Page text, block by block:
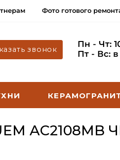
Фото готового
звонок
Пн - Чт:
Пт - Вс: в
AC2108MB